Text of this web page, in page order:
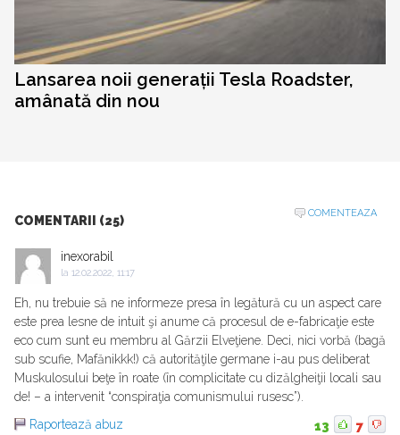
Lansarea noii generații Tesla Roadster,
amânată din nou
COMENTARII (25)
COMENTEAZA
inexorabil
la 12.02.2022, 11:17
Eh, nu trebuie să ne informeze presa în legătură cu un aspect care
este prea lesne de intuit şi anume că procesul de e-fabricaţie este
eco cum sunt eu membru al Gărzii Elveţiene. Deci, nici vorbă (bagă
sub scufie, Mafănikkk!) că autorităţile germane i-au pus deliberat
Muskulosului beţe în roate (în complicitate cu dizălgheiţii locali sau
de! – a intervenit “conspiraţia comunismului rusesc”).
Raportează abuz
13 7